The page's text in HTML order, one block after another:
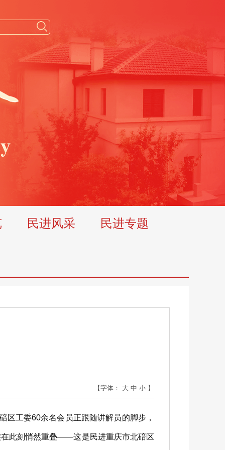
民进风采 民进专题
【字体： 大 中 小 】
工委60余名会员正跟随讲解员的脚步，
在此刻悄然重叠——这是民进重庆市北碚区